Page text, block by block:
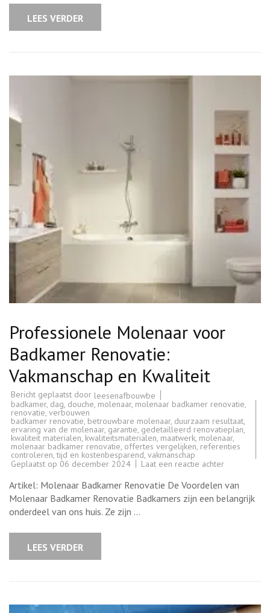
LEES VERDER
Professionele Molenaar voor
Badkamer Renovatie:
Vakmanschap en Kwaliteit
Bericht geplaatst door leesenafbouwbe
badkamer, dag, douche, molenaar, molenaar badkamer renovatie,
renovatie, verbouwen
badkamer renovatie, betrouwbare molenaar, duurzaam resultaat,
ervaring van de molenaar, garantie, gedetailleerd renovatieplan,
kwaliteit materialen, kwaliteitsmaterialen, maatwerk, molenaar,
molenaar badkamer renovatie, offertes vergelijken, referenties
controleren,tijd en kostenbesparend, vakmanschap
Geplaatst op 06 december 2024 Laat een reactie achterop
voor
Badkamer
Renovatie:
Artikel: Molenaar Badkamer Renovatie De Voordelen van
Molenaar Badkamer Renovatie Badkamers zijn een belangrijk
onderdeel van ons huis. Ze zijn …
LEES VERDER